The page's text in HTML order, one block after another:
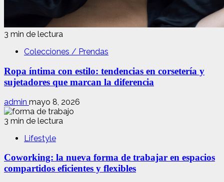
3 min de lectura
Colecciones / Prendas
Ropa íntima con estilo: tendencias en corsetería y
sujetadores que marcan la diferencia
admin mayo 8, 2026
3 min de lectura
Lifestyle
Coworking: la nueva forma de trabajar en espacios
compartidos eficientes y flexibles